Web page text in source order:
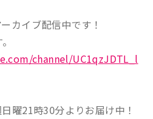
カイブ配信中です！
channel/UC1qzJDTL_l
曜21時30分よりお届け中！